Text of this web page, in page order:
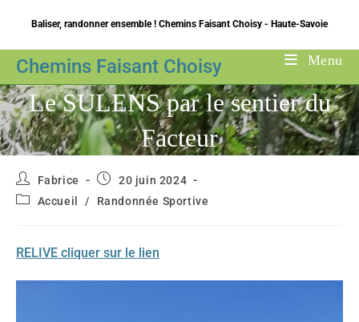
content
Baliser, randonner ensemble ! Chemins Faisant Choisy - Haute-Savoie
Chemins Faisant Choisy Menu
Le SULENS par le sentier du
Facteur
Auteur/autrice
de
la
Fabrice
Publication
20 juin 2024
PostAccueil / Randonnée Sportive
RELIVE cliquer sur le lien